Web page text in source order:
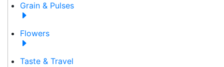
Grain & Pulses
Flowers
Taste & Travel